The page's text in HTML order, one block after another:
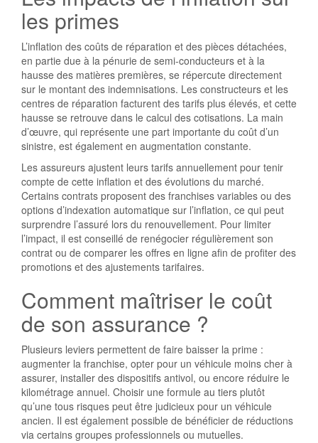
les primes
L’inflation des coûts de réparation et des pièces détachées,
en partie due à la pénurie de semi-conducteurs et à la
hausse des matières premières, se répercute directement
sur le montant des indemnisations. Les constructeurs et les
centres de réparation facturent des tarifs plus élevés, et cette
hausse se retrouve dans le calcul des cotisations. La main
d’œuvre, qui représente une part importante du coût d’un
sinistre, est également en augmentation constante.
Les assureurs ajustent leurs tarifs annuellement pour tenir
compte de cette inflation et des évolutions du marché.
Certains contrats proposent des franchises variables ou des
options d’indexation automatique sur l’inflation, ce qui peut
surprendre l’assuré lors du renouvellement. Pour limiter
l’impact, il est conseillé de renégocier régulièrement son
contrat ou de comparer les offres en ligne afin de profiter des
promotions et des ajustements tarifaires.
Comment maîtriser le coût
de son assurance ?
Plusieurs leviers permettent de faire baisser la prime :
augmenter la franchise, opter pour un véhicule moins cher à
assurer, installer des dispositifs antivol, ou encore réduire le
kilométrage annuel. Choisir une formule au tiers plutôt
qu’une tous risques peut être judicieux pour un véhicule
ancien. Il est également possible de bénéficier de réductions
via certains groupes professionnels ou mutuelles.